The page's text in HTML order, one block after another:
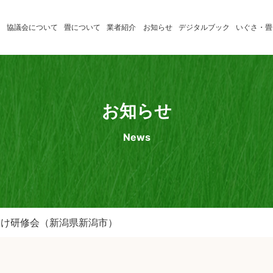
協議会について 畳について 業者紹介
いぐさ製
熊本県産
お知らせ デジタルブック
たたみの学習
いぐさ・
消費者の
お知らせ
News
研修会（新潟県新潟市）